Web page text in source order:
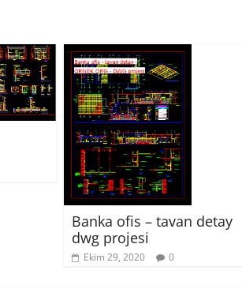
Banka ofis – tavan detay
dwg projesi
Ekim 29, 2020 0